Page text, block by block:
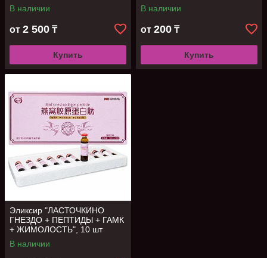
В наличии
от 2 500 ₸
Купить
В наличии
от 200 ₸
Купить
Эликсир "ЛАСТОЧКИНО
ГНЕЗДО + ПЕПТИДЫ + ГАМК
+ ЖИМОЛОСТЬ", 10 шт
В наличии